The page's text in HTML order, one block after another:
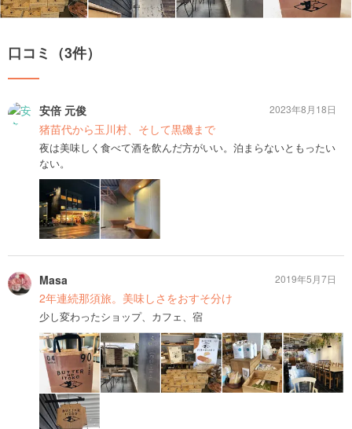
口コミ（3件）
安倍 元俊
猪苗代から玉川村、そして黒磯まで
夜は美味しく食べて酒を飲んだ方がいい。泊まらないともったい
ない。
2023年8月18日
Masa
2年連続那須旅。美味しさをおすそ分け
少し変わったショップ、カフェ、宿
2019年5月7日